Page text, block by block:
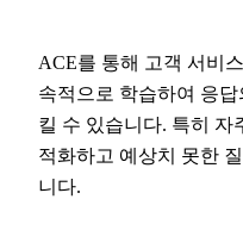
ACE를 통해 고객 서비
속적으로 학습하여 응
킬 수 있습니다. 특히 자
적화하고 예상치 못한
니다.